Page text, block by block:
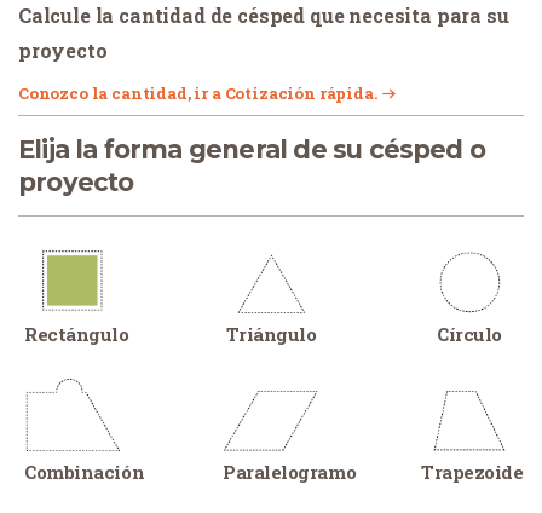
Calcule la cantidad de césped que necesita para su
proyecto
Conozco la cantidad, ir a Cotización rápida.
Elija la forma general de su césped o
proyecto
Rectángulo Triángulo Círculo
Combinación Paralelogramo Trapezoide